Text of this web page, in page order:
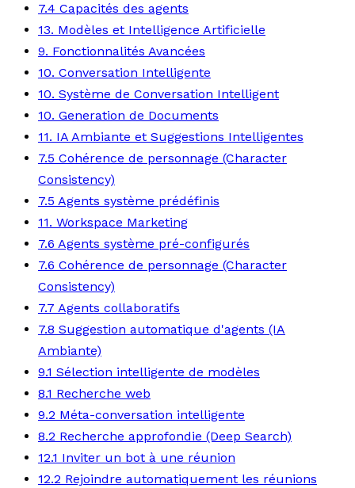
7.4 Capacités des agents
13. Modèles et Intelligence Artificielle
9. Fonctionnalités Avancées
10. Conversation Intelligente
10. Système de Conversation Intelligent
10. Generation de Documents
11. IA Ambiante et Suggestions Intelligentes
7.5 Cohérence de personnage (Character
Consistency)
7.5 Agents système prédéfinis
11. Workspace Marketing
7.6 Agents système pré-configurés
7.6 Cohérence de personnage (Character
Consistency)
7.7 Agents collaboratifs
7.8 Suggestion automatique d'agents (IA
Ambiante)
9.1 Sélection intelligente de modèles
8.1 Recherche web
9.2 Méta-conversation intelligente
8.2 Recherche approfondie (Deep Search)
12.1 Inviter un bot à une réunion
12.2 Rejoindre automatiquement les réunions